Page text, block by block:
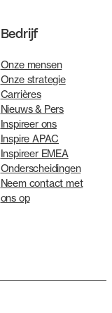
Bedrijf
Onze mensen
Onze strategie
Carrières
Nieuws & Pers
Inspireer ons
Inspire APAC
Inspireer EMEA
Onderscheidingen
Neem contact met
ons op